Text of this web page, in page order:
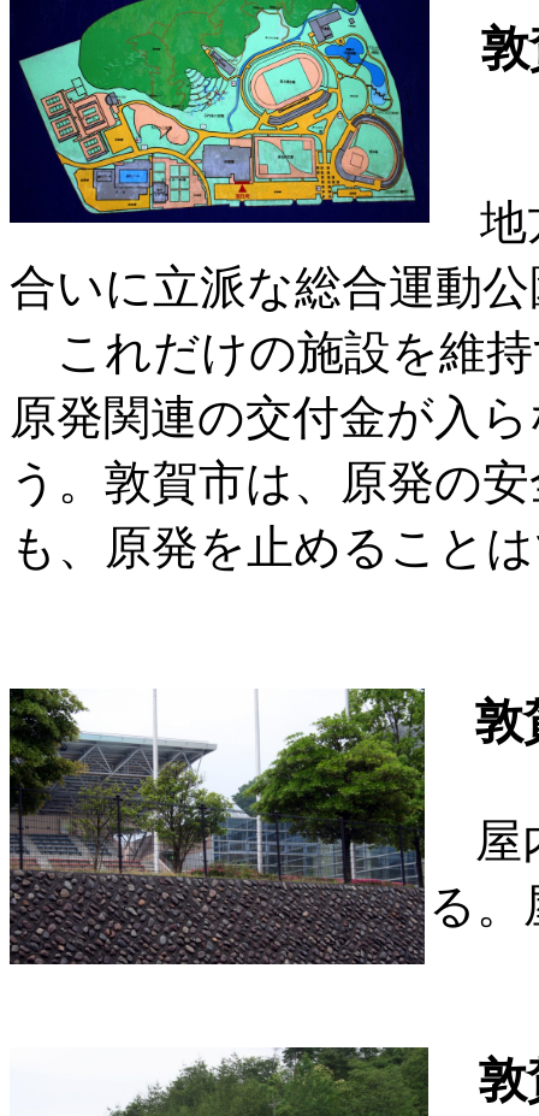
敦
地
合いに立派な総合運動
これだけの施設を維
原発関連の交付金が入
う。敦賀市は、原発の
も、原発を止めること
敦
屋
る。
敦